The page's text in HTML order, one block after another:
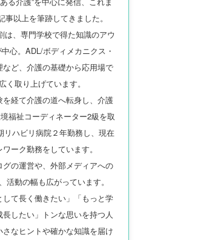
事以上を筆跡してきました。
は、専門学校で得た知識のアウ
中心。ADL/ボディメカニクス・
など、介護の基礎から応用場で
く取り上げています。
を経て介護の道へ転身し、介護
福祉コーディネーター2級を取
リハビリ病院２年勤務し、現在
ワーク勤務をしています。
グの運営や、外部メディアへの
活動の幅も広がっています。
して長く働きたい」「もっと学
長したい」トンな思いを持つ人
さなヒントや確かな知識を届け